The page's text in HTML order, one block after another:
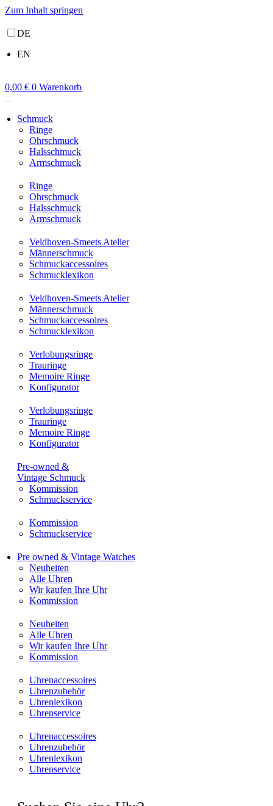
Zum Inhalt springen
DE
EN
0,00 € 0 Warenkorb
Schmuck
Ringe
Ohrschmuck
Halsschmuck
Armschmuck
Ringe
Ohrschmuck
Halsschmuck
Armschmuck
Veldhoven-Smeets Atelier
Männerschmuck
Schmuckaccessoires
Schmucklexikon
Veldhoven-Smeets Atelier
Männerschmuck
Schmuckaccessoires
Schmucklexikon
Verlobungsringe
Trauringe
Memoire Ringe
Konfigurator
Verlobungsringe
Trauringe
Memoire Ringe
Konfigurator
Pre-owned &
Vintage Schmuck
Kommission
Schmuckservice
Kommission
Schmuckservice
Pre owned & Vintage Watches
Neuheiten
Alle Uhren
Wir kaufen Ihre Uhr
Kommission
Neuheiten
Alle Uhren
Wir kaufen Ihre Uhr
Kommission
Uhrenaccessoires
Uhrenzubehör
Uhrenlexikon
Uhrenservice
Uhrenaccessoires
Uhrenzubehör
Uhrenlexikon
Uhrenservice